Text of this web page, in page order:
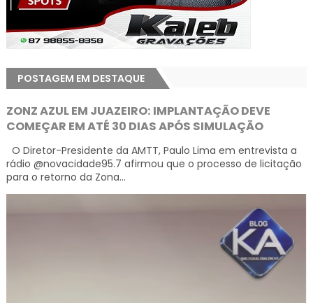
POSTAGEM EM DESTAQUE
ZONZ AZUL EM JUAZEIRO: IMPLANTAÇÃO DEVE
COMEÇAR EM ATÉ 30 DIAS APÓS SIMULAÇÃO
O Diretor-Presidente da AMTT, Paulo Lima em entrevista a
rádio @novacidade95.7 afirmou que o processo de licitação
para o retorno da Zona...